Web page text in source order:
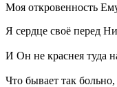
Моя откровенность
Я сердце своё перед
И Он не краснея туда
Что бывает так